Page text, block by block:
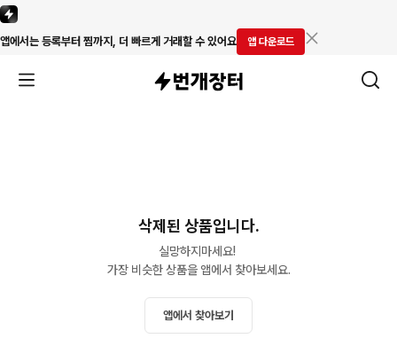
앱에서는 등록부터 찜까지, 더 빠르게 거래할 수 있어요 앱 다운로드
삭제된 상품입니다.
실망하지마세요!
가장 비슷한 상품을 앱에서 찾아보세요.
앱에서 찾아보기